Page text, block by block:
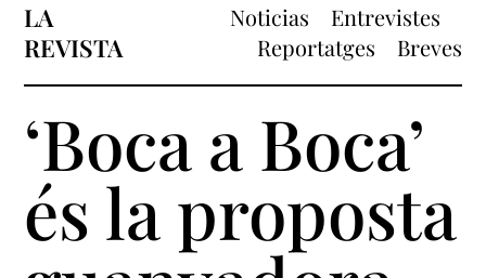
LA
REVISTA
Noticias
Entrevistes
Reportatges
Breves
‘Boca a Boca’
és la proposta